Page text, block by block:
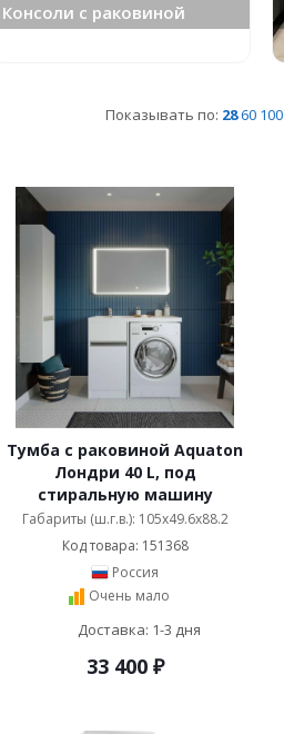
Консоли с раковиной
Показывать по: 28 60 100
Тумба с раковиной Aquaton
Лондри 40 L, под
стиральную машину
Габариты (ш.г.в.): 105x49.6x88.2
Код товара: 151368
Россия
Очень мало
Доставка: 1-3 дня
33 400₽